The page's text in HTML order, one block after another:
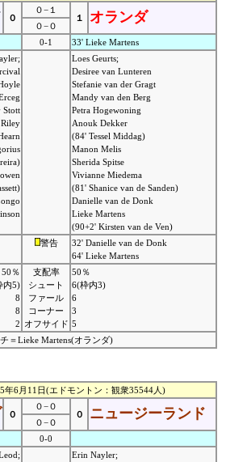
０
０−１
１
オランダ
０−０
0-1
33' Lieke Martens
Stott
Loes Geurts;
Desiree van Lunteren
Stefanie van der Gragt
Mandy van den Berg
Petra Hogewoning
Anouk Dekker
(84' Tessel Middag)
Manon Melis
Sherida Spitse
Vivianne Miedema
(81' Shanice van de Sanden)
Danielle van de Donk
Lieke Martens
(90+2' Kirsten van de Ven)
警告
32' Danielle van de Donk
64' Lieke Martens
50％
内5)
8
8
2
支配率
シュート
ファール
コーナー
オフサイド
50％
6(枠内3)
6
3
5
＝Lieke Martens(オランダ)
6月11日(エドモントン：観衆35544人)
０
０−０
０
ニュージーランド
０−０
0-0
Erin Nayler;